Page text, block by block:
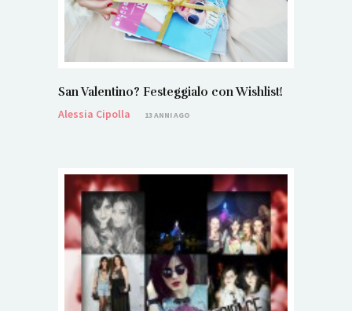
San Valentino? Festeggialo con Wishlist!
Alessia Cipolla
13 ANNI AGO